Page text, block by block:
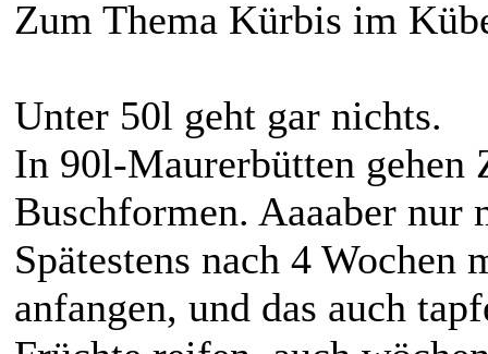
Zum Thema Kürbis im
Unter 50l geht gar nichts.
In 90l-Maurerbütten
Buschformen. Aaaaber
Spätestens nach 4 Wochen
anfangen, und das auch